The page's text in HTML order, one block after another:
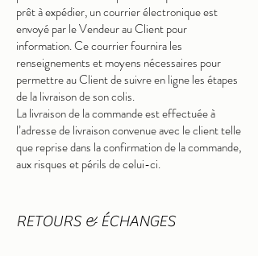
prêt à expédier, un courrier électronique est
envoyé par le Vendeur au Client pour
information. Ce courrier fournira les
renseignements et moyens nécessaires pour
permettre au Client de suivre en ligne les étapes
de la livraison de son colis.
La livraison de la commande est effectuée à
l’adresse de livraison convenue avec le client telle
que reprise dans la confirmation de la commande,
aux risques et périls de celui-ci.
RETOURS & ÉCHANGES